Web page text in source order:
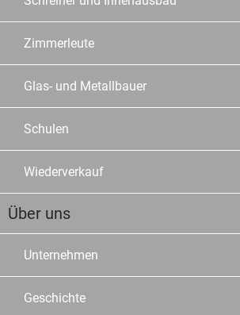
Zimmerleute
Glas- und Metallbauer
Schulen
Wiederverkauf
Über uns
Unternehmen
Geschichte